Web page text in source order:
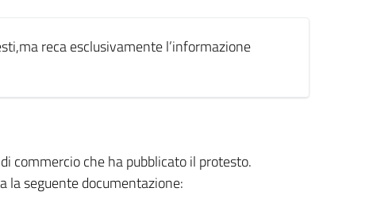
reca esclusivamente l’informazione
commercio che ha pubblicato il protesto.
la seguente documentazione: